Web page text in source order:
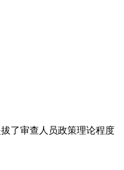
了审查人员政策理论程度